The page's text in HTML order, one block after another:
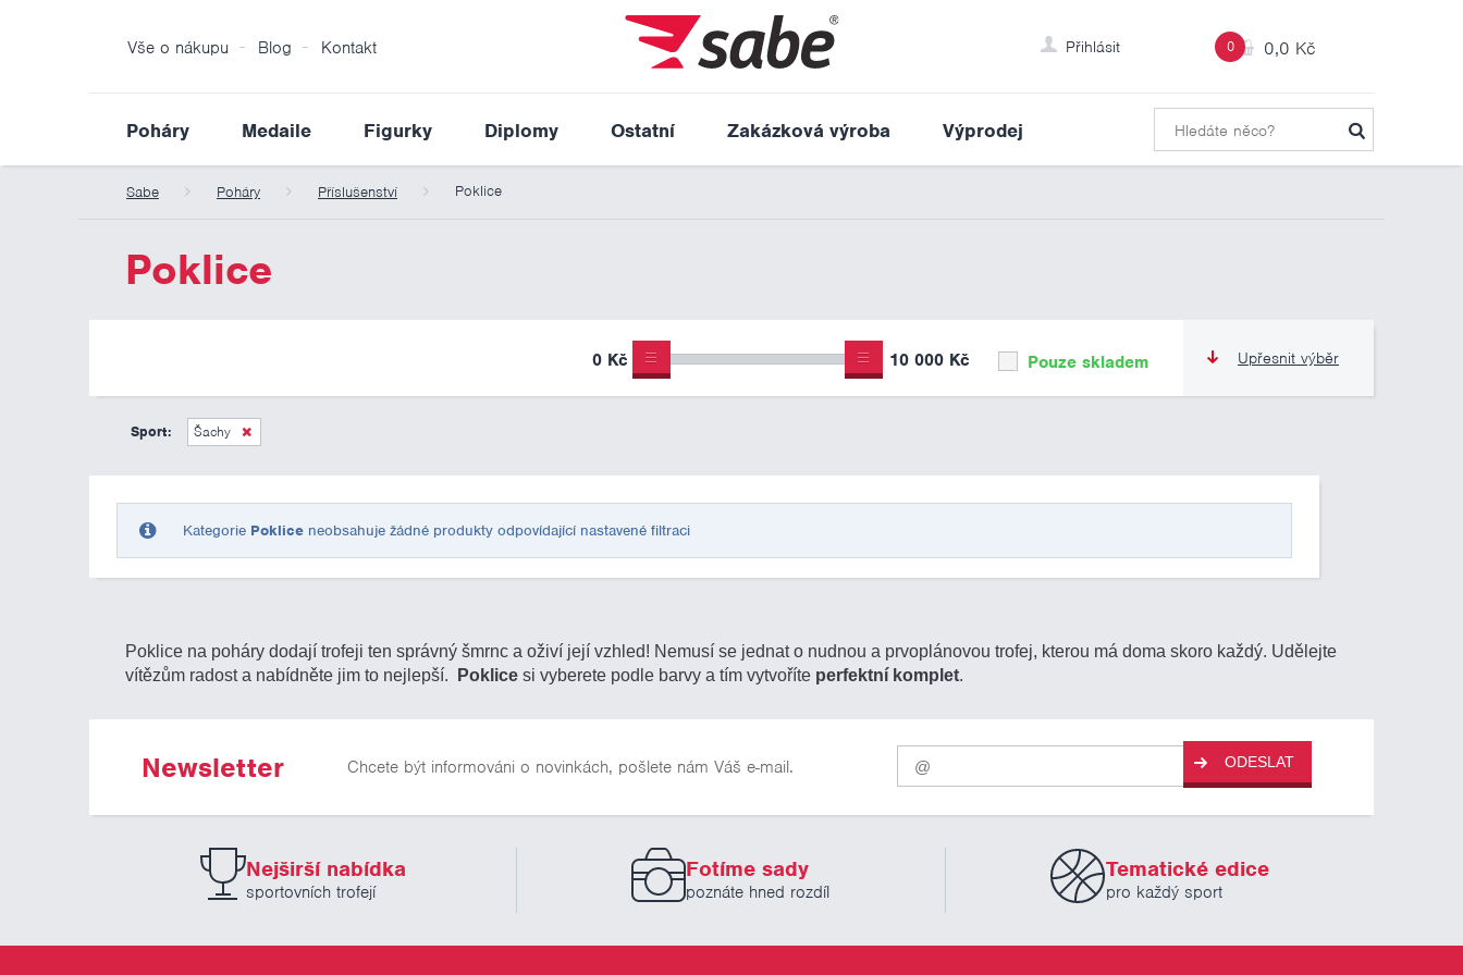
0 0,0 Kč
Přihlásit
Vše o nákupu Blog Kontakt
Poháry Medaile Figurky Diplomy Ostatní Zakázková výroba Výprodej
Sabe Poháry Příslušenství Poklice
Poklice
Upřesnit výběr
Pouze skladem
0 Kč 10 000 Kč
Sport: Šachy
Kategorie Pokliceneobsahuje žádné produkty odpovídající nastavené filtraci
Poklice na poháry dodají trofeji ten správný šmrnc a oživí její vzhled! Nemusí se jednat o nudnou a prvoplánovou trofej, kterou má doma skoro každý. Udělejte
vítězům radost a nabídněte jim to nejlepší. Poklicesi vyberete podle barvy a tím vytvoříte perfektní komplet.
Newsletter Chcete být informováni o novinkách, pošlete nám Váš e-mail.
Pro
odběr
našich
novinek
ODESLAT
Nejširší nabídka
sportovních trofejí
Fotíme sady
poznáte hned rozdíl
Tematické edice
pro každý sport